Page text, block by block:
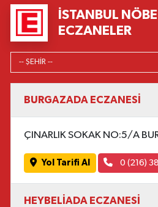
İSTANBUL
ECZANELER
BURGAZADA ECZANESİ
ÇINARLIK SOKAK NO:5/A
Yol Tarifi Al 0 (216)
HEYBELİADA ECZANESİ